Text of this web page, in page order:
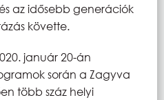
az idősebb generációk
követte.
január 20-án
során a Zagyva
több száz helyi